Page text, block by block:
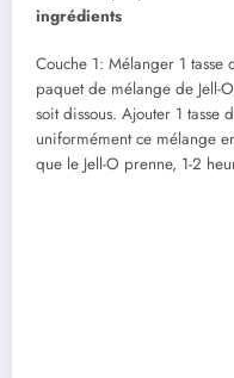
ingrédients
Couche 1: Mélanger 1 tasse
paquet de mélange de Jell-
soit dissous. Ajouter 1 tasse
uniformément ce mélange
que le Jell-O prenne, 1-2